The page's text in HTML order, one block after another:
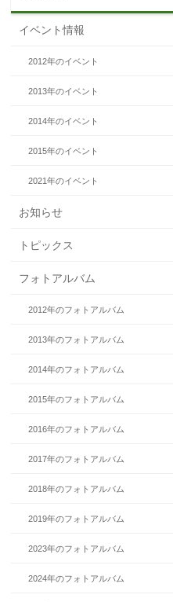
イベント情報
2012年のイベント
2013年のイベント
2014年のイベント
2015年のイベント
2021年のイベント
お知らせ
トピックス
フォトアルバム
2012年のフォトアルバム
2013年のフォトアルバム
2014年のフォトアルバム
2015年のフォトアルバム
2016年のフォトアルバム
2017年のフォトアルバム
2018年のフォトアルバム
2019年のフォトアルバム
2023年のフォトアルバム
2024年のフォトアルバム